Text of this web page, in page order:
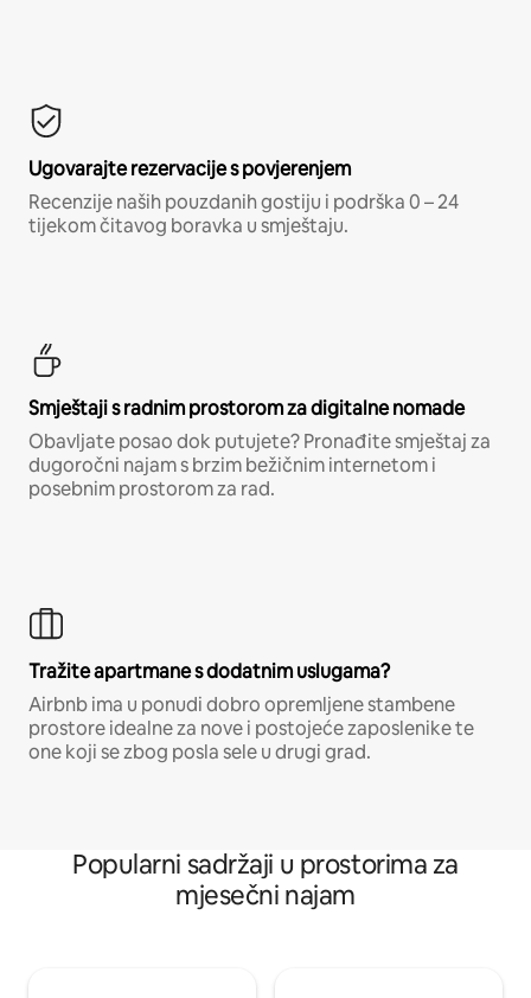
Ugovarajte rezervacije s povjerenjem
Recenzije naših pouzdanih gostiju i podrška 0 – 24
tijekom čitavog boravka u smještaju.
Smještaji s radnim prostorom za digitalne nomade
Obavljate posao dok putujete? Pronađite smještaj za
dugoročni najam s brzim bežičnim internetom i
posebnim prostorom za rad.
Tražite apartmane s dodatnim uslugama?
Airbnb ima u ponudi dobro opremljene stambene
prostore idealne za nove i postojeće zaposlenike te
one koji se zbog posla sele u drugi grad.
Popularni sadržaji u prostorima za
mjesečni najam